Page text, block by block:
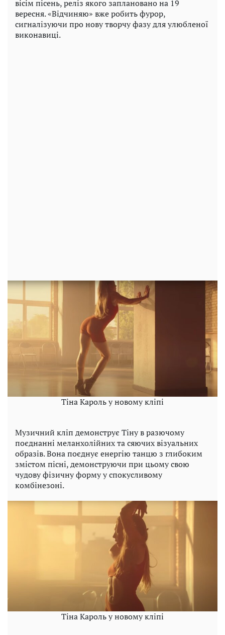
вісім пісень, реліз якого заплановано на 19
вересня. «Відчиняю» вже робить фурор,
сигналізуючи про нову творчу фазу для улюбленої
виконавиці.
Тіна Кароль у новому кліпі
Музичний кліп демонструє Тіну в разючому
поєднанні меланхолійних та сяючих візуальних
образів. Вона поєднує енергію танцю з глибоким
змістом пісні, демонструючи при цьому свою
чудову фізичну форму у спокусливому
комбінезоні.
Тіна Кароль у новому кліпі